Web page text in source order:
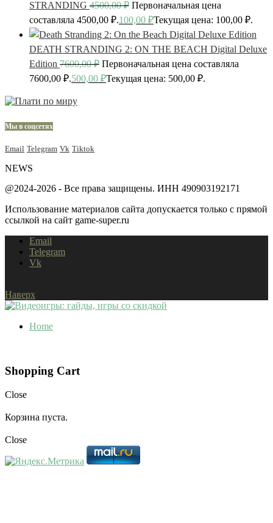
STRANDING 4500,00₽ Первоначальная цена
составляла 4500,00 ₽.100,00 ₽Текущая цена: 100,00 ₽.
DEATH STRANDING 2: ON THE BEACH Digital Deluxe
Edition 7600,00₽ Первоначальная цена составляла
7600,00 ₽.500,00 ₽Текущая цена: 500,00 ₽.
Мы в соцсетях
Email Telegram Vk Tiktok
NEWS
@2024-2026 - Все права защищены. ИНН 490903192171
Использование материалов сайта допускается только с прямой
ссылкой на сайт game-super.ru
Email
Telegram
Vk
Наверх
Home
Shopping Cart
Close
Корзина пуста.
Close